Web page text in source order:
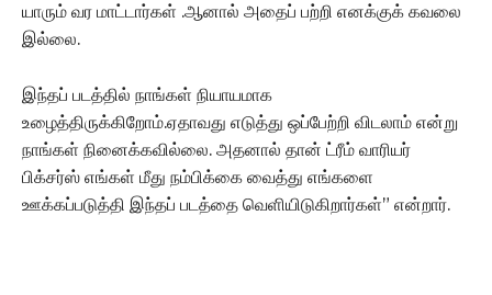
யாரும் வர மாட்டார்கள் .ஆனால் அதைப் பற்றி எனக்குக் கவலை
இல்லை.
இந்தப் படத்தில் நாங்கள் நியாயமாக
உழைத்திருக்கிறோம்.ஏதாவது எடுத்து ஒப்பேற்றி விடலாம் என்று
நாங்கள் நினைக்கவில்லை. அதனால் தான் ட்ரீம் வாரியர்
பிக்சர்ஸ் எங்கள் மீது நம்பிக்கை வைத்து எங்களை
ஊக்கப்படுத்தி இந்தப் படத்தை வெளியிடுகிறார்கள்” என்றார்.